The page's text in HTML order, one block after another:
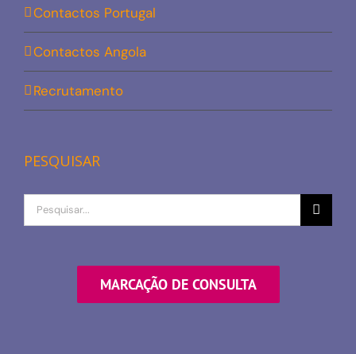
Contactos Portugal
Contactos Angola
Recrutamento
PESQUISAR
Procurar
por
MARCAÇÃO DE CONSULTA